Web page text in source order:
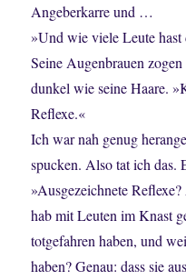
Angeberkarre und …
»Und wie viele Leute hast
Seine Augenbrauen
dunkel wie seine Haare.
Reflexe.«
Ich war nah genug
spucken. Also tat ich das.
»Ausgezeichnete
hab mit Leuten im Knast
totgefahren haben, und
haben? Genau: dass sie